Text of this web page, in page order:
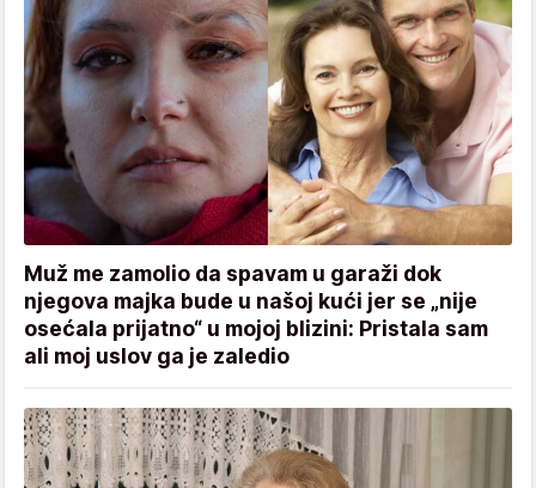
Muž me zamolio da spavam u garaži dok
njegova majka bude u našoj kući jer se „nije
osećala prijatno“ u mojoj blizini: Pristala sam
ali moj uslov ga je zaledio